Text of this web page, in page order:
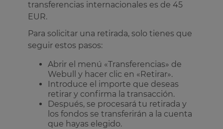
transferencias internacionales es de 45
EUR.
Para solicitar una retirada, solo tienes que
seguir estos pasos:
Abrir el menú «Transferencias» de
Webull y hacer clic en «Retirar».
Introduce el importe que deseas
retirar y confirma la transacción.
Después, se procesará tu retirada y
los fondos se transferirán a la cuenta
que hayas elegido.